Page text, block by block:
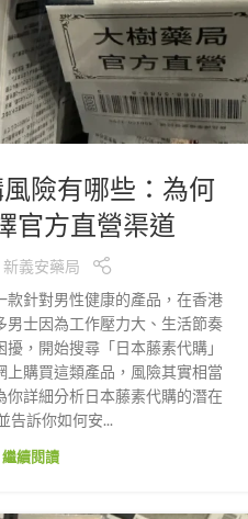
險有哪些：為何
官方直營渠道
新義安藥局
款針對男性健康的產品，在香港
男士因為工作壓力大、生活節奏
，開始搜尋「日本藤素代購」
上購買這類產品，風險其實相當
你詳細分析日本藤素代購的潛在
告訴你如何安...
繼續閱讀